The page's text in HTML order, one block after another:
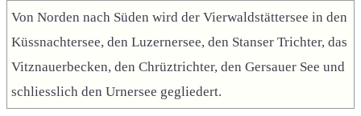
Von Norden nach Süden wird der Vierwaldstättersee in den
Küssnachtersee, den Luzernersee, den Stanser Trichter, das
Vitznauerbecken, den Chrüztrichter, den Gersauer See und
schliesslich den Urnersee gegliedert.